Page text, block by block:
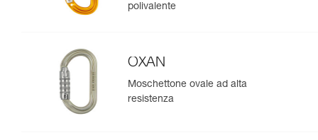
polivalente
OXAN
Moschettone ovale ad alta
resistenza